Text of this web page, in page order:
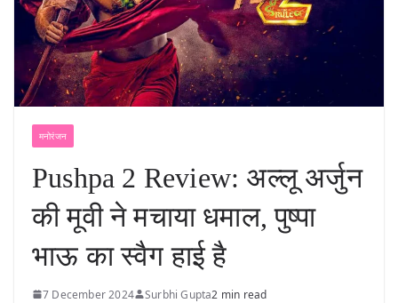
मनोरंजन
Pushpa 2 Review: अल्लू अर्जुन
की मूवी ने मचाया धमाल, पुष्पा
भाऊ का स्वैग हाई है
7 December 2024 Surbhi Gupta2 min read